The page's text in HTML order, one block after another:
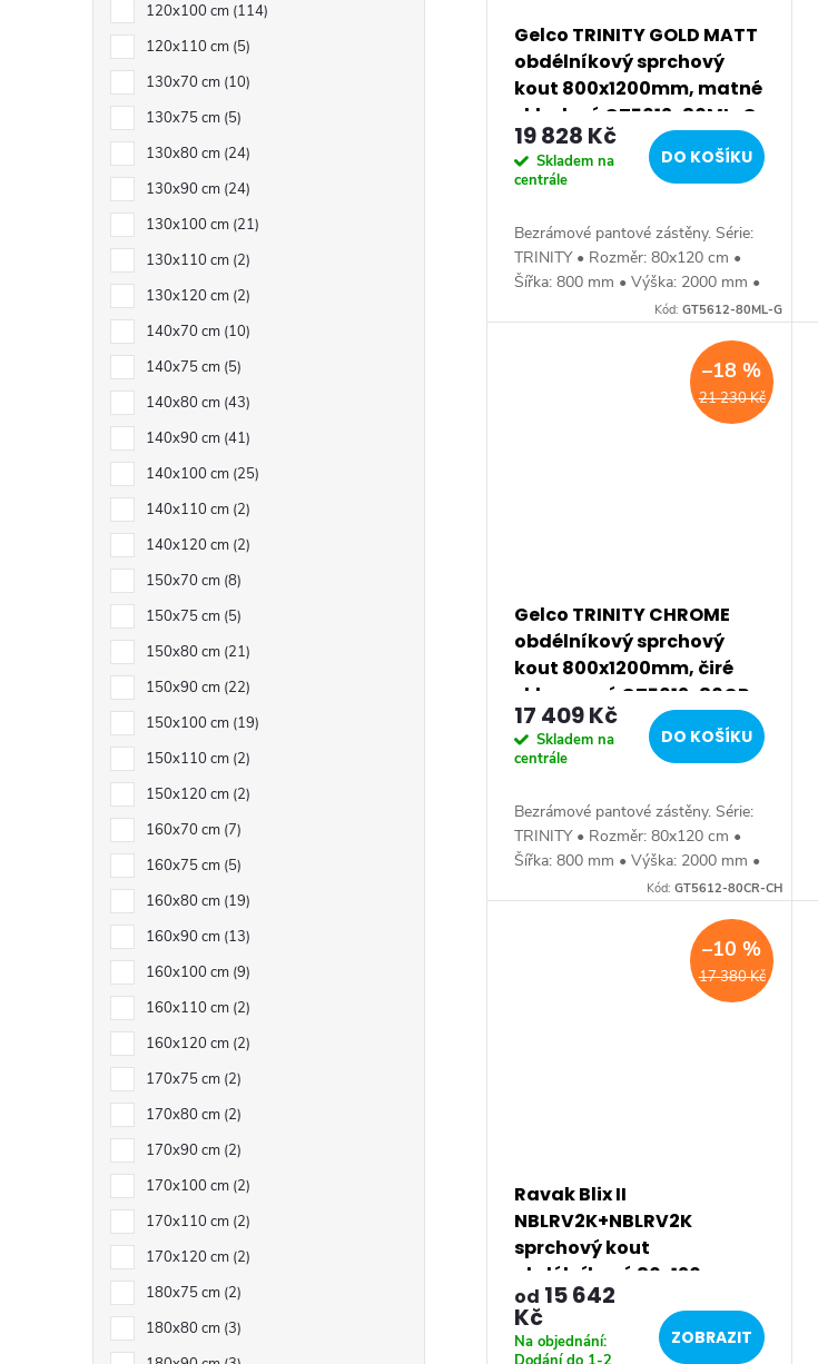
120x100 cm 114
120x110 cm 5
130x70 cm 10
130x75 cm 5
130x80 cm 24
130x90 cm 24
130x100 cm 21
130x110 cm 2
130x120 cm 2
140x70 cm 10
140x75 cm 5
140x80 cm 43
140x90 cm 41
140x100 cm 25
140x110 cm 2
140x120 cm 2
150x70 cm 8
150x75 cm 5
150x80 cm 21
150x90 cm 22
150x100 cm 19
150x110 cm 2
150x120 cm 2
160x70 cm 7
160x75 cm 5
160x80 cm 19
160x90 cm 13
160x100 cm 9
160x110 cm 2
160x120 cm 2
170x75 cm 2
170x80 cm 2
170x90 cm 2
170x100 cm 2
170x110 cm 2
170x120 cm 2
180x75 cm 2
180x80 cm 3
Gelco TRINITY GOLD MATT
obdélníkový sprchový
kout 800x1200mm, matné
sklo, levé GT5612-80ML-G
19 828 Kč
Skladem na
centrále
DO KOŠÍKU
Bezrámové pantové zástěny. Série:
TRINITY • Rozměr: 80x120 cm •
Šířka: 800 mm • Výška: 2000 mm •
Hloubka: 1200 mm • Tloušťka: skla
Kód:GT5612-80ML-G
21 230 Kč
–18 %
Gelco TRINITY CHROME
obdélníkový sprchový
kout 800x1200mm, čiré
sklo, pravé GT5612-80CR-
CH
17 409 Kč
Skladem na
centrále
DO KOŠÍKU
Bezrámové pantové zástěny. Série:
TRINITY • Rozměr: 80x120 cm •
Šířka: 800 mm • Výška: 2000 mm •
Hloubka: 1200 mm • Tloušťka: skla
Kód:GT5612-80CR-CH
17 380 Kč
–10 %
Ravak Blix II
NBLRV2K+NBLRV2K
sprchový kout
obdélníkový 80x120 cm
od 15 642
Kč
Na objednání:
ZOBRAZIT